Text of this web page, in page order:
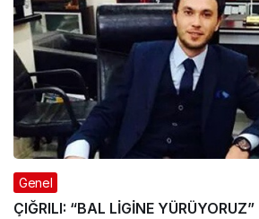
Genel
ÇIĞRILI: “BAL LİGİNE YÜRÜYORUZ”